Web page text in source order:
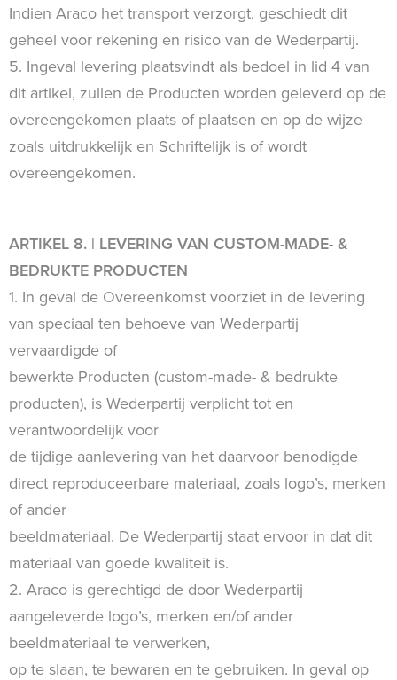
Indien Araco het transport verzorgt, geschiedt dit
geheel voor rekening en risico van de Wederpartij.
5. Ingeval levering plaatsvindt als bedoel in lid 4 van
dit artikel, zullen de Producten worden geleverd op de
overeengekomen plaats of plaatsen en op de wijze
zoals uitdrukkelijk en Schriftelijk is of wordt
overeengekomen.
ARTIKEL 8. | LEVERING VAN CUSTOM-MADE- &
BEDRUKTE PRODUCTEN
1. In geval de Overeenkomst voorziet in de levering
van speciaal ten behoeve van Wederpartij
vervaardigde of
bewerkte Producten (custom-made- & bedrukte
producten), is Wederpartij verplicht tot en
verantwoordelijk voor
de tijdige aanlevering van het daarvoor benodigde
direct reproduceerbare materiaal, zoals logo’s, merken
of ander
beeldmateriaal. De Wederpartij staat ervoor in dat dit
materiaal van goede kwaliteit is.
2. Araco is gerechtigd de door Wederpartij
aangeleverde logo’s, merken en/of ander
beeldmateriaal te verwerken,
op te slaan, te bewaren en te gebruiken. In geval op